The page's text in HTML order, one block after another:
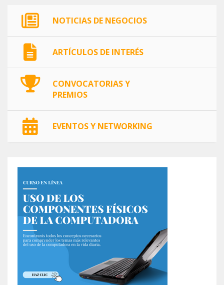
NOTICIAS DE NEGOCIOS
ARTÍCULOS DE INTERÉS
CONVOCATORIAS Y
PREMIOS
EVENTOS Y NETWORKING